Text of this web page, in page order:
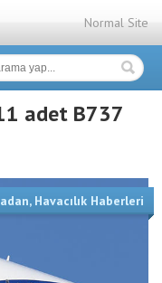
Normal Site
adet B737
, Havacılık Haberleri